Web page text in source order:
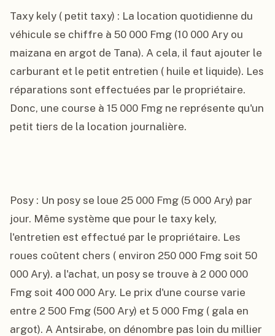
Taxy kely ( petit taxy) : La location quotidienne du
véhicule se chiffre à 50 000 Fmg (10 000 Ary ou
maizana en argot de Tana). A cela, il faut ajouter le
carburant et le petit entretien ( huile et liquide). Les
réparations sont effectuées par le propriétaire.
Donc, une course à 15 000 Fmg ne représente qu'un
petit tiers de la location journalière.
Posy : Un posy se loue 25 000 Fmg (5 000 Ary) par
jour. Même système que pour le taxy kely,
l'entretien est effectué par le propriétaire. Les
roues coûtent chers ( environ 250 000 Fmg soit 50
000 Ary). a l'achat, un posy se trouve à 2 000 000
Fmg soit 400 000 Ary. Le prix d'une course varie
entre 2 500 Fmg (500 Ary) et 5 000 Fmg ( gala en
argot). A Antsirabe, on dénombre pas loin du millier